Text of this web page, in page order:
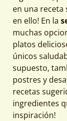
en una receta
en ello! En la
muchas
platos
únicos
supuesto,
postres y
recetas
ingredientes
inspiración!